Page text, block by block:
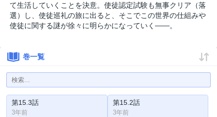
て生活していくことを決意。使徒認定試験も無事クリア（落
選）し、使徒巡礼の旅に出ると、そこでこの世界の仕組みや
使徒に関する謎が徐々に明らかになっていく――。
巻一覧
第15.3話
3年前
第15.2話
3年前